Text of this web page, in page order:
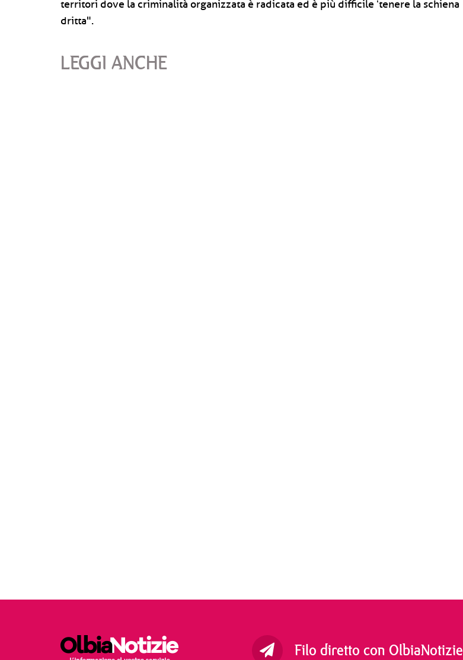
territori dove la criminalità organizzata è radicata ed è più difficile ʻtenere la schiena
dritta".
LEGGI ANCHE
Filo diretto con OlbiaNotizie